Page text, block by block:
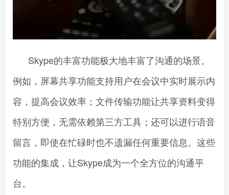
Skype的丰富功能极大地丰富了沟通的场景。
例如，屏幕共享功能支持用户在会议中实时展示内
容，提高会议效率；文件传输功能让共享资料变得
特别方便，无需依赖第三方工具；还可以进行语音
留言，即使在忙碌时也不遗漏任何重要信息。这些
功能的集成，让Skype成为一个全方位的沟通平
台。